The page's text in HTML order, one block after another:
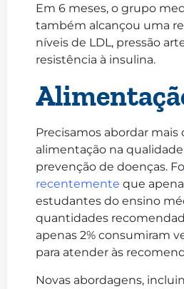
Em 6 meses, o grupo
também alcançou uma
níveis de LDL, pressão
resistência à insulina.
Precisamos abordar mais
alimentação na
prevenção de doenças.
recentemente que
estudantes do ensino
quantidades
apenas 2% consumiram
para atender às
Novas abordagens,